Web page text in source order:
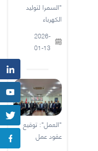
"السمرا لتوليد
الكهرباء
2026-
01-13
"العمل": توقيع
عقود عمل